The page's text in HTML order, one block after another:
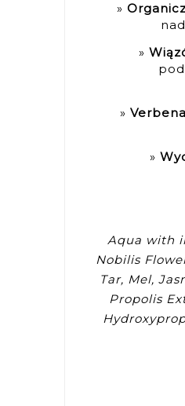
Verbena
Aqua with
Nobilis
Tar, Mel,
Propolis